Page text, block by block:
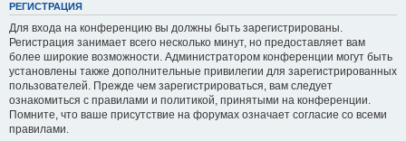
РЕГИСТРАЦИЯ
Для входа на конференцию вы должны быть зарегистрированы.
Регистрация занимает всего несколько минут, но предоставляет вам
более широкие возможности. Администратором конференции могут быть
установлены также дополнительные привилегии для зарегистрированных
пользователей. Прежде чем зарегистрироваться, вам следует
ознакомиться с правилами и политикой, принятыми на конференции.
Помните, что ваше присутствие на форумах означает согласие со всеми
правилами.